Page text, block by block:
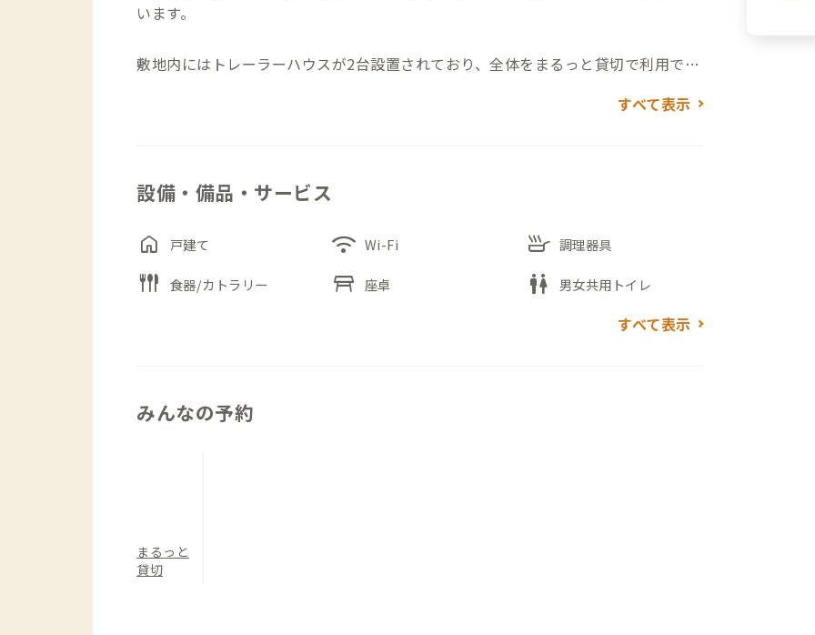
います。
敷地内にはトレーラーハウスが2台設置されており、全体をまるっと貸切で利用でき
い会員にも向いています。室内は必要な設備がコンパクトにまとまっており、屋外
家から海までは徒歩でアクセスできる距離にあり、日中は潮の香りを感じながら海
の静けさの中で空を見上げると、星が広がる光景に出合える日もあります。
焚火を囲みながら会話を楽しんだり、自然の音に耳を傾けたりと、都市部では得が
たい時間の使い方ができる家です。観光だけでなく、何もしない贅沢を味わいたい
●歯ブラシ、タオル備え付け無し（販売有）
すべて表示
設備・備品・サービス
home 戸建て wifi Wi-Fi skillet 調理器具
flatware 食器/カトラリー table_restaurant 座卓 wc 男女共用トイレ
すべて表示
みんなの予約
まるっと
貸切